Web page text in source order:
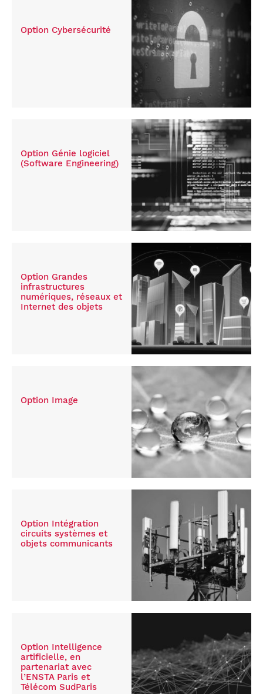
Option Cybersécurité
Option Génie logiciel
(Software Engineering)
Option Grandes
infrastructures
numériques, réseaux et
Internet des objets
Option Image
Option Intégration
circuits systèmes et
objets communicants
Option Intelligence
artificielle, en
partenariat avec
l’ENSTA Paris et
Télécom SudParis